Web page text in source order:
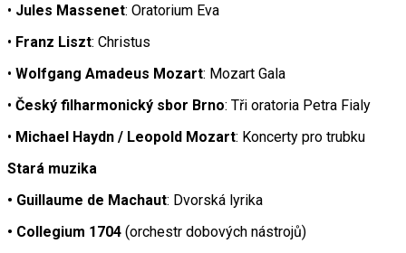
• Jules Massenet: Oratorium Eva
• Franz Liszt: Christus
• Wolfgang Amadeus Mozart: Mozart Gala
• Český filharmonický sbor Brno: Tři oratoria Petra Fialy
• Michael Haydn / Leopold Mozart: Koncerty pro trubku
Stará muzika
• Guillaume de Machaut: Dvorská lyrika
• Collegium 1704 (orchestr dobových nástrojů)